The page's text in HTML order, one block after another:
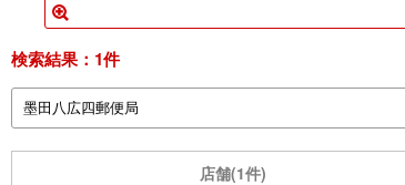
検索結果： 1件
店舗(1件)